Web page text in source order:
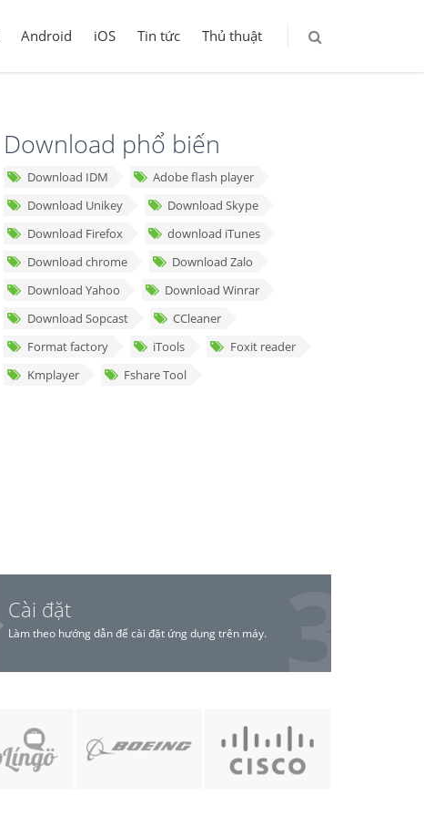
Android iOS Tin tức Thủ thuật
Download phổ biến
Download IDM
Adobe flash player
Download Unikey
Download Skype
Download Firefox
download iTunes
Download chrome
Download Zalo
Download Yahoo
Download Winrar
Download Sopcast
CCleaner
Format factory
iTools
Foxit reader
Kmplayer
Fshare Tool
Cài đặt
Làm theo hướng dẫn để cài đặt ứng dụng trên máy.